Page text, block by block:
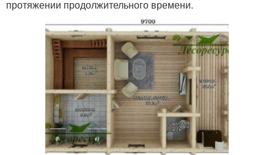
протяжении продолжительного времени.